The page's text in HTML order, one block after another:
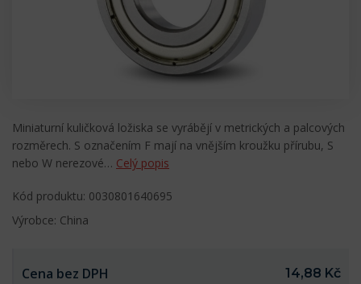
Miniaturní kuličková ložiska se vyrábějí v metrických a palcových
rozměrech. S označením F mají na vnějším kroužku přírubu, S
nebo W nerezové… Celý popis
Kód produktu: 0030801640695
Výrobce: China
Cena bez DPH
14,88 Kč